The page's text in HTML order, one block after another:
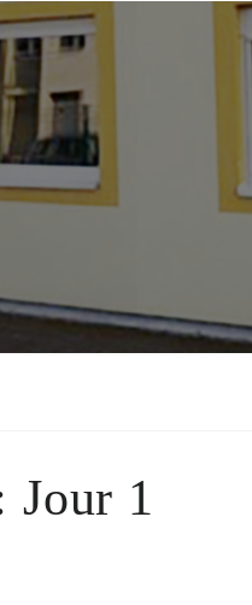
Jour 1